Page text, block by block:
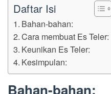
Daftar Isi
Bahan-bahan:
Cara membuat Es Teler:
Keunikan Es Teler:
Kesimpulan:
Bahan-bahan: